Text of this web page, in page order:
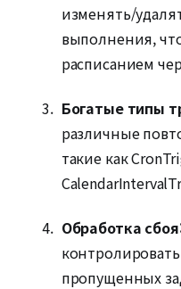
изменять/
выполнения,
расписанием
Богатые типы
различные
такие как
Обработка
пропущенных